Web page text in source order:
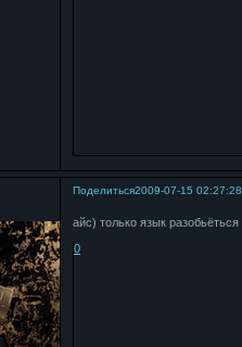
Поделиться2009-07-15 02:27:28
айс) только язык разобьёться
0